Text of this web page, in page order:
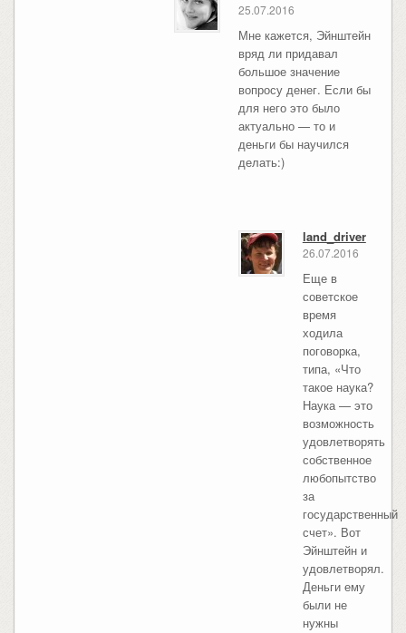
25.07.2016
Мне кажется, Эйнштейн
вряд ли придавал
большое значение
вопросу денег. Если бы
для него это было
актуально — то и
деньги бы научился
делать:)
land_driver
26.07.2016
Еще в
советское
время
ходила
поговорка,
типа, «Что
такое наука?
Наука — это
возможность
удовлетворять
собственное
любопытство
за
государственный
счет». Вот
Эйнштейн и
удовлетворял.
Деньги ему
были не
нужны